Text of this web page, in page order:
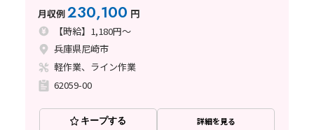
月収例230,100 円
【時給】1,180円～
兵庫県尼崎市
軽作業、ライン作業
62059-00
キープする 詳細を見る